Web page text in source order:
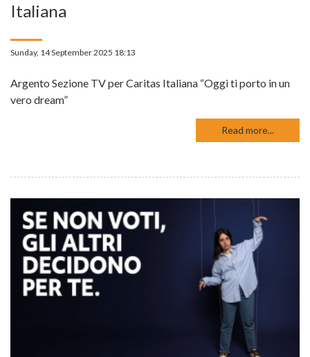
Italiana
Sunday, 14 September 2025 18:13
Argento Sezione TV per Caritas Italiana “Oggi ti porto in un
vero dream”
Read more...